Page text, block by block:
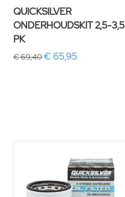
QUICKSILVER
ONDERHOUDSKIT 2,5-3,5
PK
€ 69,40€ 65,95